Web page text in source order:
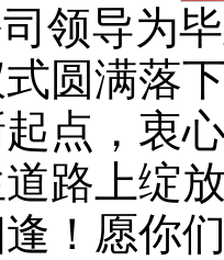
领导为
圆满落
点，衷
路上绽
！愿你